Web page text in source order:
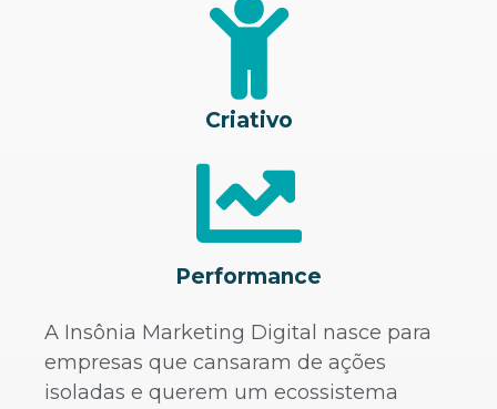
Criativo
Performance
A Insônia Marketing Digital nasce para
empresas que cansaram de ações
isoladas e querem um ecossistema